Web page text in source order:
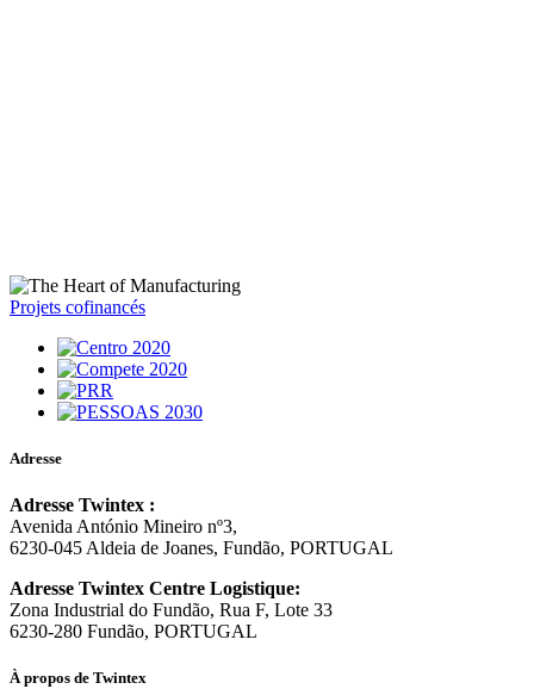
Projets cofinancés
Adresse
Adresse Twintex :
Avenida António Mineiro nº3,
6230-045 Aldeia de Joanes, Fundão, PORTUGAL
Adresse Twintex Centre Logistique:
Zona Industrial do Fundão, Rua F, Lote 33
6230-280 Fundão, PORTUGAL
À propos de Twintex